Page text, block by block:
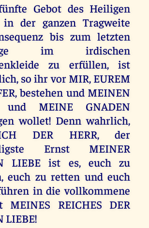
Gebot des Heiligen
in der ganzen Tragweite
bis zum letzten
im irdischen
zu erfüllen, ist
so ihr vor MIR, EUREM
bestehen und MEINEN
und MEINE GNADEN
wollet! Denn wahrlich,
DER HERR, der
Ernst MEINER
LIEBE ist es, euch zu
euch zu retten und euch
in die vollkommene
MEINES REICHES DER
LIEBE!